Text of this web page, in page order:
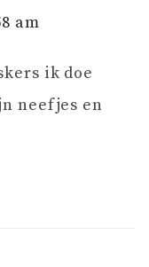
am
ik doe
neefjes en